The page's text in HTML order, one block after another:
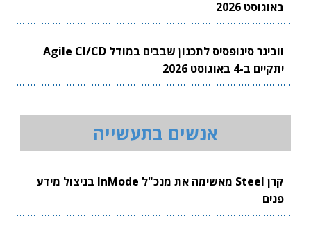
באוגוסט 2026
וובינר סינופסיס לתכנון שבבים במודל Agile CI/CD
יתקיים ב-4 באוגוסט 2026
אנשים בתעשייה
קרן Steel מאשימה את מנכ"ל InMode בניצול מידע
פנים